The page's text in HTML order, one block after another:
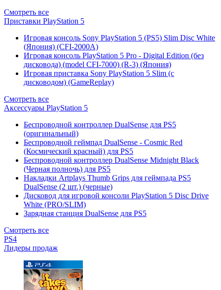
Смотреть все
Приставки PlayStation 5
Игровая консоль Sony PlayStation 5 (PS5) Slim Disc White
(Япония) (CFI-2000A)
Игровая консоль PlayStation 5 Pro - Digital Edition (без
дисковода) (model CFI-7000) (R-3) (Япония)
Игровая приставка Sony PlayStation 5 Slim (с
дисководом) (GameReplay)
Смотреть все
Аксессуары PlayStation 5
Беспроводной контроллер DualSense для PS5
(оригинальный)
Беспроводной геймпад DualSense - Cosmic Red
(Космический красный) для PS5
Беспроводной контроллер DualSense Midnight Black
(Черная полночь) для PS5
Накладки Artplays Thumb Grips для геймпада PS5
DualSense (2 шт.) (черные)
Дисковод для игровой консоли PlayStation 5 Disc Drive
White (PRO/SLIM)
Зарядная станция DualSense для PS5
Смотреть все
PS4
Лидеры продаж